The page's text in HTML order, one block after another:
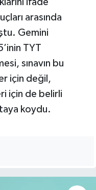
arasında
Gemini
TYT
sınavın bu
için değil,
için de belirli
koydu.